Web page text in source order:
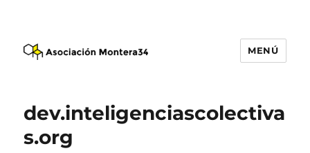
MENÚ
dev.inteligenciascolectiva
s.org